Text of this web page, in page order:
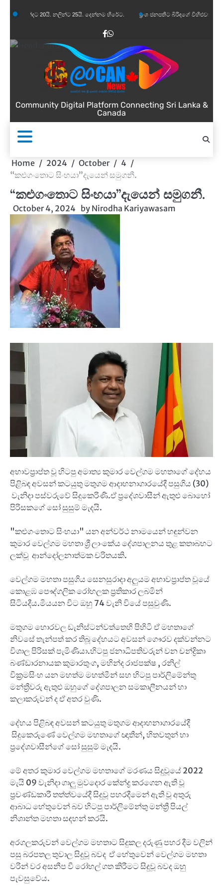
to
20යි. නලින්ට 25යි. දෙන්නම හිරේට. ප්‍රංශ ජනපතිට බිරිඳගේ විහිළුවක්. විහිළුවදුරදිග
Facebook
WhatsApp
Community Digital Platform Connecting Sri Lanka &
Canada
Home 2024 October
4
“කළුගංතොට සිංහයා”දැයෙන් සමුගනී.
“කළුගංතොට සිංහයා”දැයෙන් සමුගනී.
October 4, 2024 by Nirodha Kariyawasam
අභාවප්‍රාප්ත වූ හිටපු අමාත්‍ය කුමාර වෙල්ගම මහතාගේ දේහය
පිළිබඳ අවසන් කටයුතු මතුගම ආදාහනාගාරයේදී පසුගිය (30)
වැනිදා පස්වරුවේ සිදුකෙරිණි.ඒ ප්‍රදේශවාසීන් ඇතුළු බොහෝ
පිරිසකගේ සෝ සුසුම් මැදයි.
"කළුගංතොට සිංහයා" යන අන්වර්ථ නාමයෙන් හඳුන්වන
කුමාර වෙල්ගම මහතා ශ්‍රී ලාංකේය දේශපාලනය තුළ කතාබහට
ලක්වූ ආන්දෝලනාත්මක චරිතයකි.
වෙල්ගම මහතා පසුගිය සෙනසුරාදා අලුයම අභාවප්‍රාප්ත වූයේ
කොළඹ පෞද්ගලික රෝහලක ප්‍රතිකාර ලබමින්
සිටියදීය.මියයන විට ඔහු 74 වැනි වියේ පසුවුණි.
මතුගම හොරවල ඩැනිස්ටන්වත්තෙහි පිහිටි ඒ මහතාගේ
නිවසේ තැන්පත් කර තිබූ දේහයට අවසන් ගෞරව දක්වන්නට
විශාල පිරිසක් පැමිණියා.හිටපු ජනාධිපතිවරුන් වන චන්ද්‍රිකා
බණ්ඩාරනායක කුමාරතුංග, මහින්ද රාජපක්ෂ , රනිල්
වික්‍රමසිංහ යන මහත්ම මහත්මීන් සහ හිටපු පාර්ලිමේන්තු
මන්ත්‍රීවරු ඇතුළු ඔහුගේ දේශපාලන සමකාලීනයන් හා
කලාකරුවන් ද ඒ අතර වුණි.
දේහය පිළිබඳ අවසන් කටයුතු මතුගම ආදාහනාගාරයේදී
සිදුකෙරුණේ වෙල්ගම මහතාගේ ඥාතීන්, හිතවතුන් හා
ප්‍රදේශවාසීන්ගේ සෝ සුසුම් මැදයි.
මේ අතර කුමාර වෙල්ගම මහතාගේ මරණය සිදුවූයේ 2022
මැයි 09 වැනිදා ගාලු මුවදොර කේන්ද්‍ර කරගෙන ඇති වූ
ප‍්‍රචණ්ඩකාරී තත්ත්වයේදී සිදුවූ පහරදීමෙන් ඇති වූ අතුරු
ආබාධ හේතුවෙන් බව හිටපු පාර්ලිමේන්තු මන්ත්‍රී පියල්
නිශාන්ත මහතා සඳහන් කරයි.
අරගලකරුවන් වෙල්ගම මහතාට සිදුකල දරුණු පහර දීම වලින්
පසු බරපතල තුවාල සිදුවූ බවද ඒ හේතුවෙන් වෙල්ගම මහතා
වරින් වර අසනීප වී රෝහල් ගත කිරීමට සිදුවූ බවද ඔහු
පැවසුවේය.